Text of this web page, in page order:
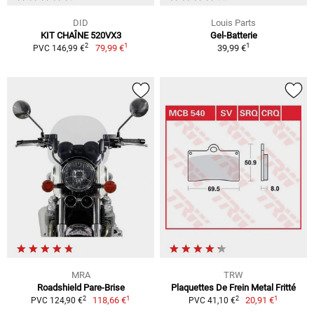
DID
KIT CHAÎNE 520VX3
PVC 146,99 €2 79,99 €1
Louis Parts
Gel-Batterie
39,99 €1
MRA
Roadshield Pare-Brise
PVC 124,90 €2 118,66 €1
TRW
Plaquettes De Frein Metal Fritté
PVC 41,10 €2 20,91 €1